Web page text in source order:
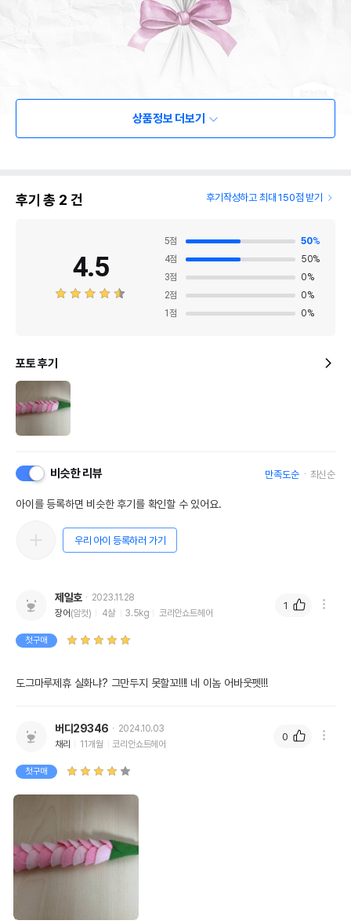
상품정보 더보기
후기 총 2 건 후기작성하고 최대 150점 받기
4.5
5점 50%
4점 50%
3점 0%
2점 0%
1 점 0%
포토 후기
비슷한 리뷰 만족도순 최신순
아이를 등록하면 비슷한 후기를 확인할 수 있어요.
우리 아이 등록하러 가기
제일호
2023.11.28
장어 (암컷) 4살 3.5kg 코리안쇼트헤어
첫구매
도그마루제휴 실화냐? 그만두지 못할꼬!!!! 네 이놈 어바웃펫!!!
1
버디29346
2024.10.03
채리
11개월 코리안쇼트헤어
첫구매
0